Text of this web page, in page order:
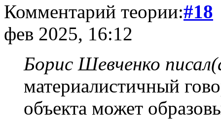
Комментарий теории:#18
фев 2025, 16:12
Борис Шевченко
материалистичный
объекта может